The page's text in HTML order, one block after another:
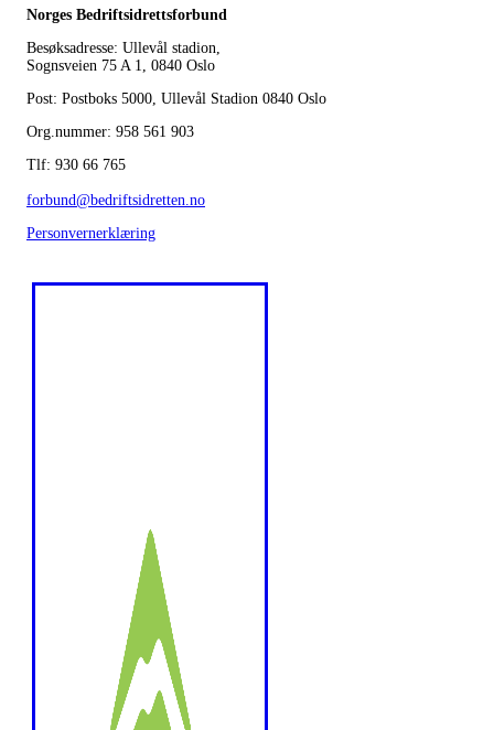
Norges Bedriftsidrettsforbund
Besøksadresse: Ullevål stadion,
Sognsveien 75 A 1, 0840 Oslo
Post: Postboks 5000, Ullevål Stadion 0840 Oslo
Org.nummer: 958 561 903
Tlf: 930 66 765
forbund@bedriftsidretten.no
Personvernerklæring